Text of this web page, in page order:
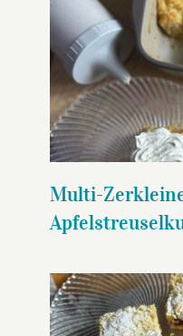
Multi-
Multi-